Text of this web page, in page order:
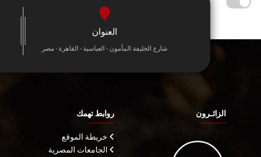
العنوان
شارع الخليفة المأمون - العباسية - القاهرة - مصر
الزائـرون روابط تهمك
خريطة الموقع
الجامعات المصرية